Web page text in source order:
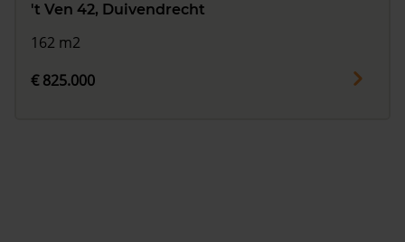
't Ven 42, Duivendrecht
162 m2
€ 825.000